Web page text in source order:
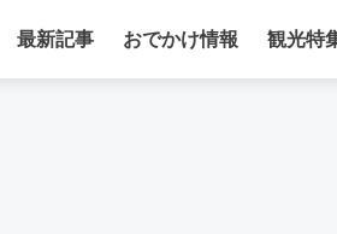
最新記事 おでかけ情報 観光特